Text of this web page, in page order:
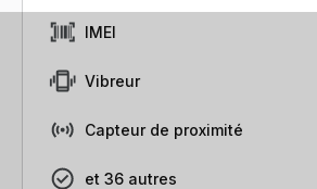
IMEI
Vibreur
Capteur de proximité
et 36 autres